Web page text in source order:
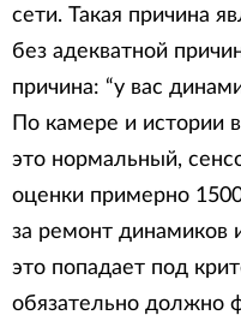
сети. Такая причина
без адекватной
причина: “у вас
По камере и истории
это нормальный,
оценки примерно
за ремонт динамиков
это попадает под
обязательно должно